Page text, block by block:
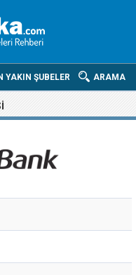
ARAMA
YAKIN ŞUBELER